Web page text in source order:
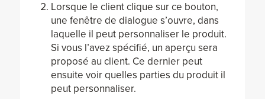
Lorsque le client clique sur ce bouton,
une fenêtre de dialogue s’ouvre, dans
laquelle il peut personnaliser le produit.
Si vous l’avez spécifié, un aperçu sera
proposé au client. Ce dernier peut
ensuite voir quelles parties du produit il
peut personnaliser.